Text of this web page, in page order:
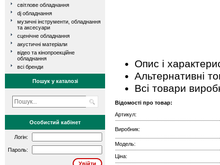
світлове обладнання
dj обладнання
музичні інструменти, обладнання
та аксесуари
сценічне обладнання
акустичні матеріали
відео та кінопроекційне
обладнання
всі бренди
Пошук у каталозі
Особистий кабінет
Логін:
Пароль:
Опис і
Альтернативні
Всі товари
Відомості про товар:
Артикул:
Виробник:
Модель:
Ціна: